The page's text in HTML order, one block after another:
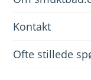
Kontakt
Ofte stillede